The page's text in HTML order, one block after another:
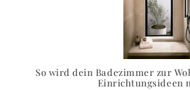
So wird dein Badezimmer zur
Einrichtungsideen